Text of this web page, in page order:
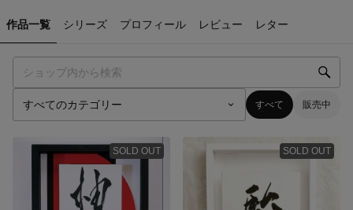
作品一覧 シリーズ プロフィール レビュー レター
すべて 販売中
SOLD OUT SOLD OUT